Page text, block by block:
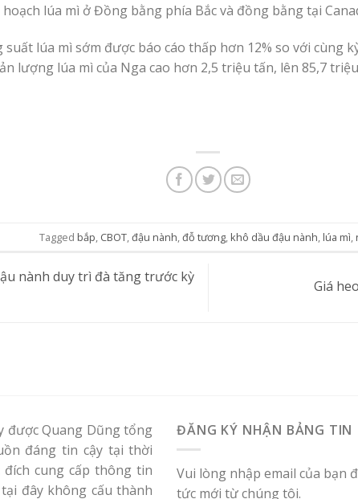
lúa mì ở Đồng bằng phía Bắc và đồng bằng tại
lúa mì sớm được báo cáo thấp hơn 12% so với cùng
lượng lúa mì của Nga cao hơn 2,5 triệu tấn, lên 85,7
Tagged bắp, CBOT,đậu nành,đỗ tương, khô dầu đậu nành, lúa mì,
nành duy trì đà tăng trước kỳ
Giá
được Quang Dũng tổng
đáng tin cậy tại thời
đích cung cấp thông tin
đây không cấu thành
ĐĂNG KÝ NHẬN BẢNG TIN
Vui lòng nhập email của bạn
tức mới từ chúng tôi.